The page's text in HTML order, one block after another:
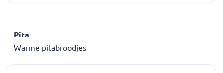
Pita
Warme pitabroodjes